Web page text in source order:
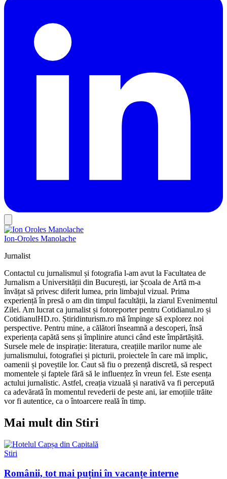
Ion-Oroles Manolache
Jurnalist
Contactul cu jurnalismul și fotografia l-am avut la Facultatea de
Jurnalism a Universității din București, iar Școala de Artă m-a
învățat să privesc diferit lumea, prin limbajul vizual. Prima
experiență în presă o am din timpul facultății, la ziarul Evenimentul
Zilei. Am lucrat ca jurnalist și fotoreporter pentru Cotidianul.ro și
CotidianulHD.ro. Știridinturism.ro mă împinge să explorez noi
perspective. Pentru mine, a călători înseamnă a descoperi, însă
experiența capătă sens și împlinire atunci când este împărtășită.
Sursele mele de inspirație: literatura, creațiile marilor nume ale
jurnalismului, fotografiei și picturii, proiectele în care mă implic,
oamenii și poveștile lor. Caut să fiu o prezență discretă, să respect
momentele și faptele fără să le influențez în vreun fel. Este esența
actului jurnalistic. Astfel, creația vizuală și narativă va fi percepută
ca adevărată în momentul revederii de peste ani, iar emoțiile trăite
vor fi autentice, ca o întoarcere reală în timp.
Mai mult din Stiri
Stiri
Românii, tot mai puțini în vacanțe interne